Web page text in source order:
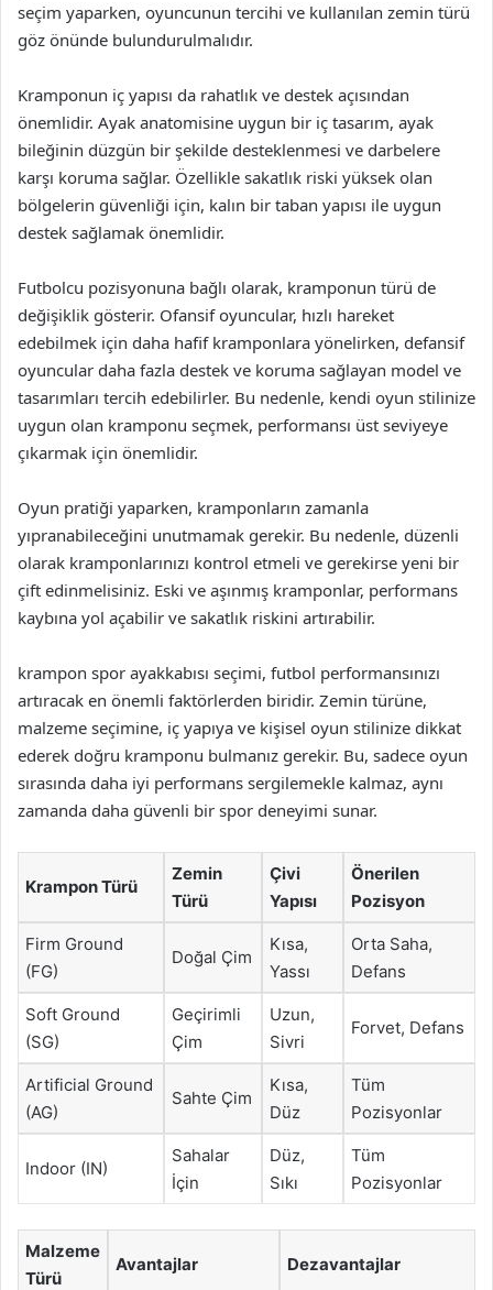
seçim yaparken, oyuncunun tercihi ve kullanılan zemin türü
göz önünde bulundurulmalıdır.
Kramponun iç yapısı da rahatlık ve destek açısından
önemlidir. Ayak anatomisine uygun bir iç tasarım, ayak
bileğinin düzgün bir şekilde desteklenmesi ve darbelere
karşı koruma sağlar. Özellikle sakatlık riski yüksek olan
bölgelerin güvenliği için, kalın bir taban yapısı ile uygun
destek sağlamak önemlidir.
Futbolcu pozisyonuna bağlı olarak, kramponun türü de
değişiklik gösterir. Ofansif oyuncular, hızlı hareket
edebilmek için daha hafif kramponlara yönelirken, defansif
oyuncular daha fazla destek ve koruma sağlayan model ve
tasarımları tercih edebilirler. Bu nedenle, kendi oyun stilinize
uygun olan kramponu seçmek, performansı üst seviyeye
çıkarmak için önemlidir.
Oyun pratiği yaparken, kramponların zamanla
yıpranabileceğini unutmamak gerekir. Bu nedenle, düzenli
olarak kramponlarınızı kontrol etmeli ve gerekirse yeni bir
çift edinmelisiniz. Eski ve aşınmış kramponlar, performans
kaybına yol açabilir ve sakatlık riskini artırabilir.
krampon spor ayakkabısı seçimi, futbol performansınızı
artıracak en önemli faktörlerden biridir. Zemin türüne,
malzeme seçimine, iç yapıya ve kişisel oyun stilinize dikkat
ederek doğru kramponu bulmanız gerekir. Bu, sadece oyun
sırasında daha iyi performans sergilemekle kalmaz, aynı
zamanda daha güvenli bir spor deneyimi sunar.
Krampon Türü
Zemin
Türü
Çivi
Yapısı
Önerilen
Pozisyon
Firm Ground
(FG)
Doğal Çim
Kısa,
Yassı
Orta Saha,
Defans
Soft Ground
(SG)
Geçirimli
Çim
Uzun,
Sivri
Forvet, Defans
Artificial Ground
(AG)
Sahte Çim
Kısa,
Düz
Tüm
Pozisyonlar
Indoor (IN)
Sahalar
İçin
Düz,
Sıkı
Tüm
Pozisyonlar
Malzeme
Türü
Avantajlar Dezavantajlar